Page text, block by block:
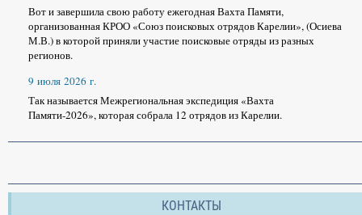
Вот и завершила свою работу ежегодная Вахта Памяти,
организованная КРОО «Союз поисковых отрядов Карелии», (Осиева
М.В.) в которой приняли участие поисковые отряды из разных
регионов.
9 июля 2026 г.
Так называется Межрегиональная экспедиция «Вахта
Памяти-2026», которая собрала 12 отрядов из Карелии.
КОНТАКТЫ